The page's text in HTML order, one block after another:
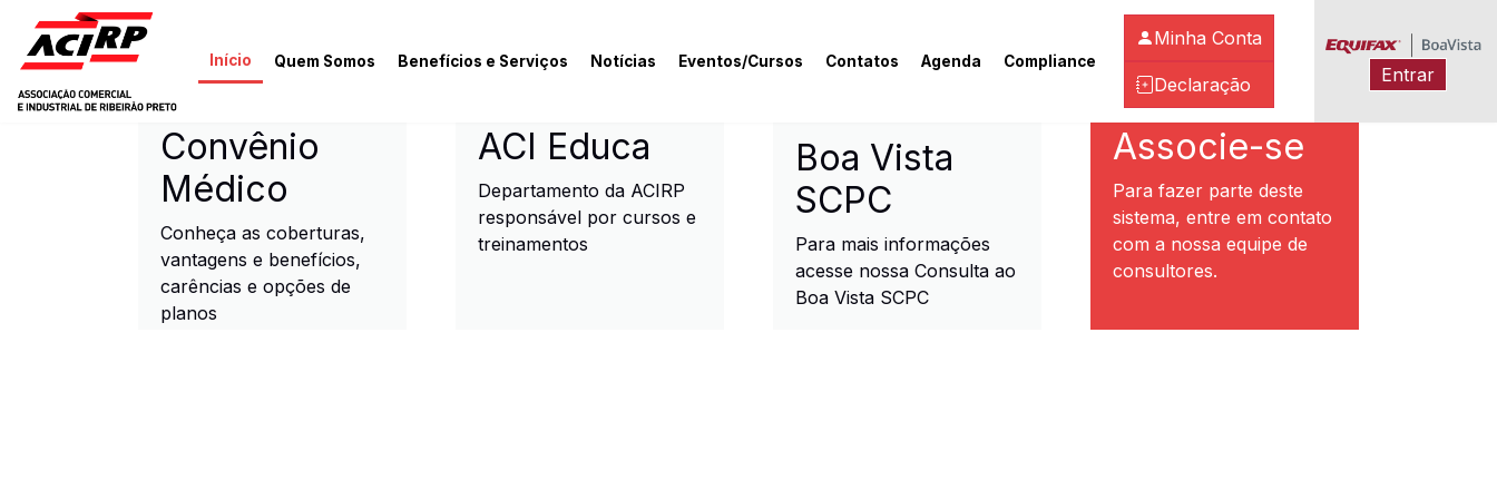
Pular para o conteúdo principal
Início Quem Somos Benefícios e Serviços Notícias Eventos/Cursos Contatos Agenda Compliance
Minha Conta
Declaração Entrar
ACIRP - Associação Comercial e Industrial de Ribeirão Preto
Convênio
Médico
Conheça as coberturas,
vantagens e benefícios,
carências e opções de
planos
ACI Educa
Departamento da ACIRP
responsável por cursos e
treinamentos
Boa Vista
SCPC
Para mais informações
acesse nossa Consulta ao
Boa Vista SCPC
Associe-se
Para fazer parte deste
sistema, entre em contato
com a nossa equipe de
consultores.